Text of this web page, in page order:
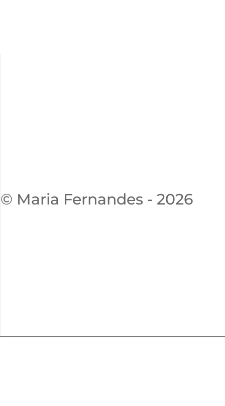
© Maria Fernandes - 2026